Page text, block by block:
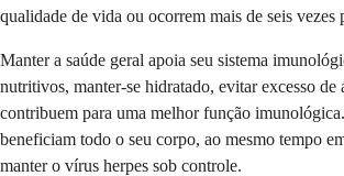
qualidade de vida ou ocorrem mais de seis vezes
Manter a saúde geral apoia seu sistema
nutritivos, manter-se hidratado, evitar excesso de
contribuem para uma melhor função
beneficiam todo o seu corpo, ao mesmo tempo
manter o vírus herpes sob controle.